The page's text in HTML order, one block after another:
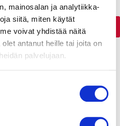
mainosalan ja analytiikka-
siitä, miten käytät
voivat yhdistää näitä
antanut heille tai joita on
palvelujaan.
arkistoa kuukaudelta